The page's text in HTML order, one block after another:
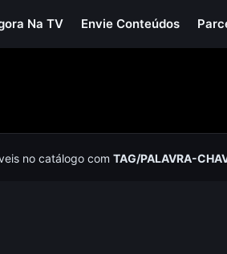
Na TV Envie Conteúdos
no catálogo comTAG/PALAVRA-